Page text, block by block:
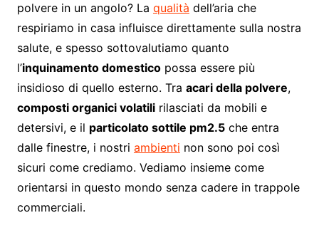
polvere in un angolo? La qualità dell’aria che
respiriamo in casa influisce direttamente sulla nostra
salute, e spesso sottovalutiamo quanto
l’inquinamento domesticopossa essere più
insidioso di quello esterno. Tra acari della polvere,
composti organici volatilirilasciati da mobili e
detersivi, e il particolato sottile pm2.5che entra
dalle finestre, i nostri ambienti non sono poi così
sicuri come crediamo. Vediamo insieme come
orientarsi in questo mondo senza cadere in trappole
commerciali.